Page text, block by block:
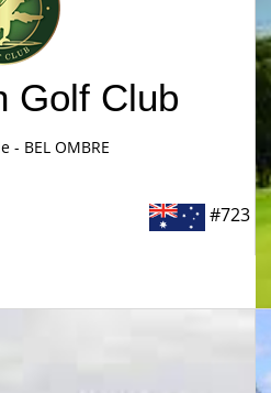
Golf Club
- BEL OMBRE
#723